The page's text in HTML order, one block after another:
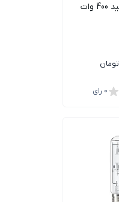
لامپ متال هالید 400 وات
تومان
0 رای